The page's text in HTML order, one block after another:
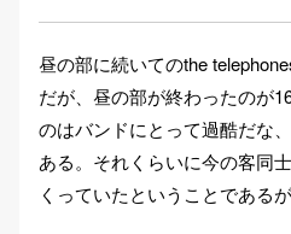
昼の部に続いてのthe
だが、昼の部が終わったのが
のはバンドにとって過酷だな
ある。それくらいに今の客同
くっていたということであるが